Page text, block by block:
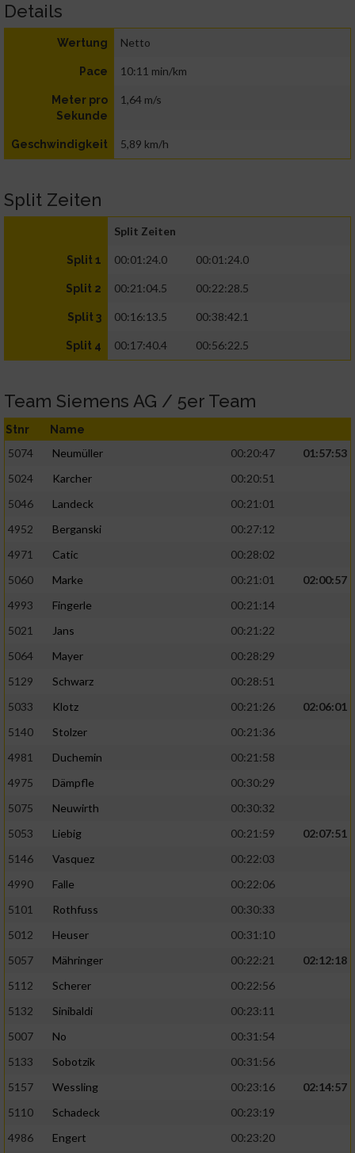
Details
Wertung Netto
Pace 10:11 min/km
Meter pro
Sekunde
1,64 m/s
Geschwindigkeit 5,89 km/h
Split Zeiten
Split Zeiten
Split 1 00:01:24.0 00:01:24.0
Split 2 00:21:04.5 00:22:28.5
Split 3 00:16:13.5 00:38:42.1
Split 4 00:17:40.4 00:56:22.5
Team Siemens AG / 5er Team
Stnr Name
5074 Neumüller 00:20:47
01:57:53
5024
Karcher
00:20:51
5046
Landeck
00:21:01
4952
Berganski
00:27:12
4971
Catic
00:28:02
5060
Marke 00:21:01
02:00:57
4993
Fingerle
00:21:14
5021
Jans
00:21:22
5064
Mayer
00:28:29
5129
Schwarz
00:28:51
5033
Klotz 00:21:26
02:06:01
5140
Stolzer
00:21:36
4981
Duchemin
00:21:58
4975
Dämpfle
00:30:29
5075
Neuwirth
00:30:32
5053
Liebig 00:21:59
02:07:51
5146
Vasquez
00:22:03
4990
Falle
00:22:06
5101
Rothfuss
00:30:33
5012
Heuser
00:31:10
5057
Mähringer 00:22:21
02:12:18
5112
Scherer
00:22:56
5132
Sinibaldi
00:23:11
5007
No
00:31:54
5133
Sobotzik
00:31:56
5157
Wessling 00:23:16
02:14:57
5110
Schadeck
00:23:19
4986
Engert
00:23:20